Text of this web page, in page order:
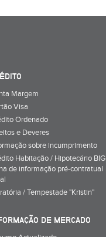
Margem
Visa
Ordenado
e Deveres
sobre incumprimento
Habitação / Hipotecário BIG
de informação pré-contratual
/ Tempestade "Kristin"
DE MERCADO